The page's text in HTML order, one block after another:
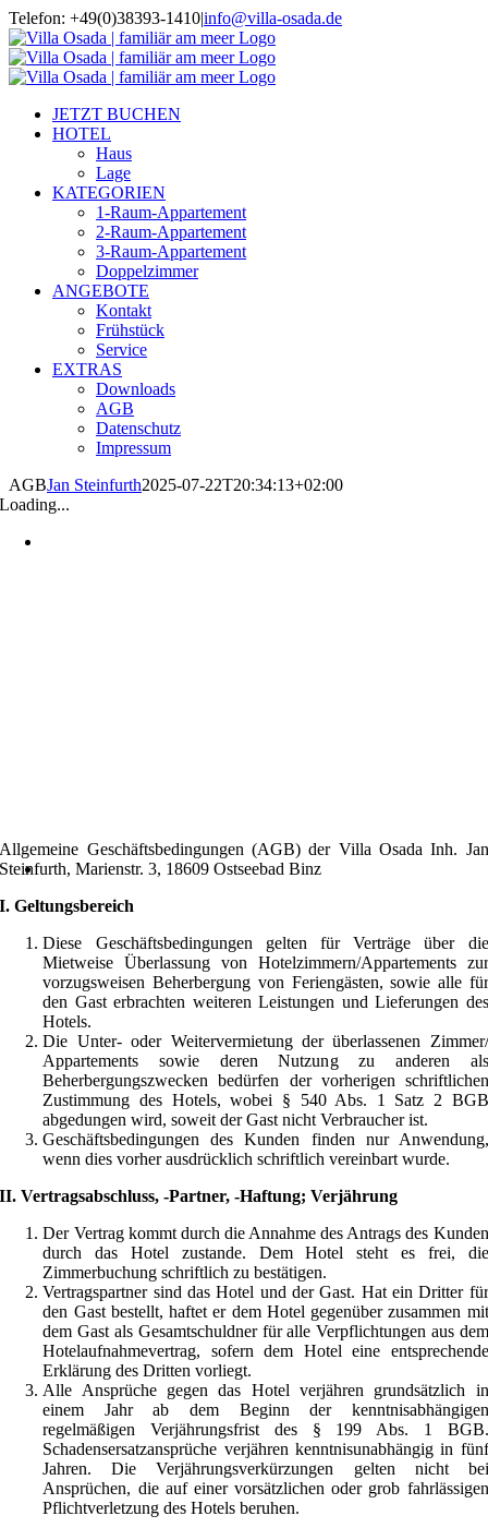
Zum
Inhalt
springen
Telefon: +49(0)38393-1410|info@villa-osada.de
JETZT BUCHEN
HOTEL
Haus
Lage
KATEGORIEN
1-Raum-Appartement
2-Raum-Appartement
3-Raum-Appartement
Doppelzimmer
ANGEBOTE
Kontakt
Frühstück
Service
EXTRAS
Downloads
AGB
Datenschutz
Impressum
AGBJan Steinfurth2025-07-22T20:34:13+02:00
Loading...
Allgemeine Geschäftsbedingungen (AGB) der Villa Osada Inh. Jan
Steinfurth, Marienstr. 3, 18609 Ostseebad Binz
I. Geltungsbereich
Diese Geschäftsbedingungen gelten für Verträge über die
Mietweise Überlassung von Hotelzimmern/Appartements zur
vorzugsweisen Beherbergung von Feriengästen, sowie alle für
den Gast erbrachten weiteren Leistungen und Lieferungen des
Hotels.
Die Unter- oder Weitervermietung der überlassenen Zimmer/
Appartements sowie deren Nutzung zu anderen als
Beherbergungszwecken bedürfen der vorherigen schriftlichen
Zustimmung des Hotels, wobei § 540 Abs. 1 Satz 2 BGB
abgedungen wird, soweit der Gast nicht Verbraucher ist.
Geschäftsbedingungen des Kunden finden nur Anwendung,
wenn dies vorher ausdrücklich schriftlich vereinbart wurde.
II. Vertragsabschluss, -Partner, -Haftung; Verjährung
Der Vertrag kommt durch die Annahme des Antrags des Kunden
durch das Hotel zustande. Dem Hotel steht es frei, die
Zimmerbuchung schriftlich zu bestätigen.
Vertragspartner sind das Hotel und der Gast. Hat ein Dritter für
den Gast bestellt, haftet er dem Hotel gegenüber zusammen mit
dem Gast als Gesamtschuldner für alle Verpflichtungen aus dem
Hotelaufnahmevertrag, sofern dem Hotel eine entsprechende
Erklärung des Dritten vorliegt.
Alle Ansprüche gegen das Hotel verjähren grundsätzlich in
einem Jahr ab dem Beginn der kenntnisabhängigen
regelmäßigen Verjährungsfrist des § 199 Abs. 1 BGB.
Schadensersatzansprüche verjähren kenntnisunabhängig in fünf
Jahren. Die Verjährungsverkürzungen gelten nicht bei
Ansprüchen, die auf einer vorsätzlichen oder grob fahrlässigen
Pflichtverletzung des Hotels beruhen.